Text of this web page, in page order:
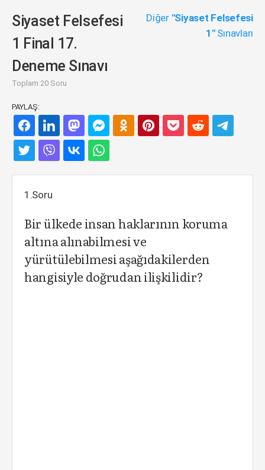
Siyaset Felsefesi
1 Final 17.
Deneme Sınavı
Toplam 20 Soru
Diğer "Siyaset Felsefesi
1"Sınavları
PAYLAŞ:
1.Soru
Bir ülkede insan haklarının koruma
altına alınabilmesi ve
yürütülebilmesi aşağıdakilerden
hangisiyle doğrudan ilişkilidir?